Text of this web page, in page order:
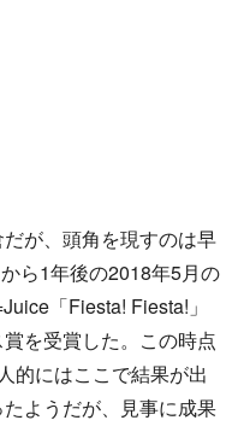
が、頭角を現すのは早
ら1年後の2018年5月の
「Fiesta! Fiesta!」
を受賞した。この時点
的にはここで結果が出
ようだが、見事に成果